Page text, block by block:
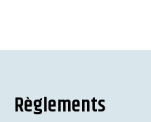
Règlements